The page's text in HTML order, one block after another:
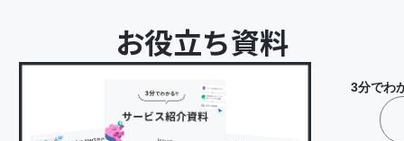
お役立ち資料
3分でわ